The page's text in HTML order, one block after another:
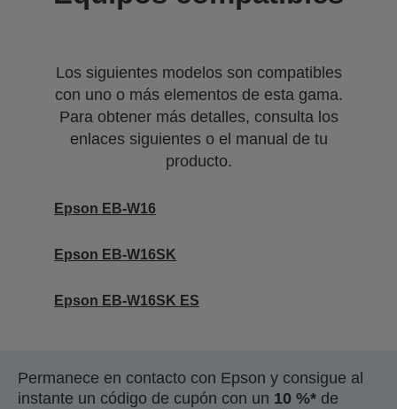
Los siguientes modelos son compatibles
con uno o más elementos de esta gama.
Para obtener más detalles, consulta los
enlaces siguientes o el manual de tu
producto.
Epson EB-W16
Epson EB-W16SK
Epson EB-W16SK ES
Permanece en contacto con Epson y consigue al
instante un código de cupón con un 10 %* de